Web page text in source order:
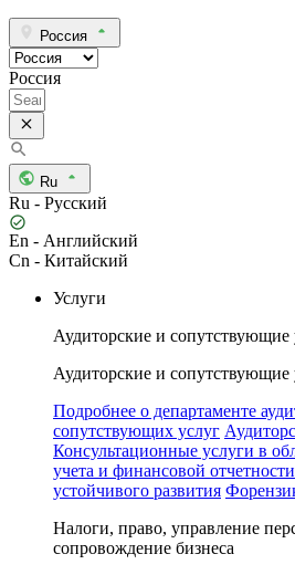
Россия
Россия
Ru
Ru - Русский
En - Английский
Cn - Китайский
Услуги
Аудиторские и сопутствующие
Аудиторские и сопутствующие
Подробнее о департаменте
сопутствующих услуг
Консультационные услуги в
учета и финансовой отчетности
устойчивого развития
Налоги, право, управление
сопровождение бизнеса